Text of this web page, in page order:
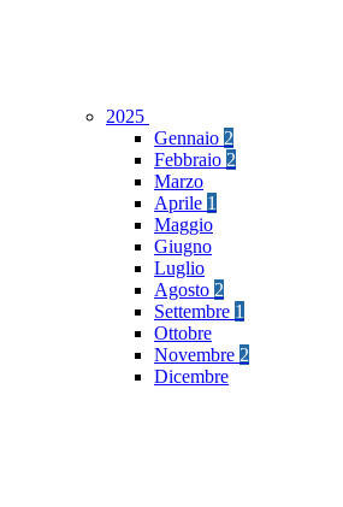
2025
Gennaio 2
Febbraio 2
Marzo
Aprile 1
Maggio
Giugno
Luglio
Agosto 2
Settembre 1
Ottobre
Novembre 2
Dicembre